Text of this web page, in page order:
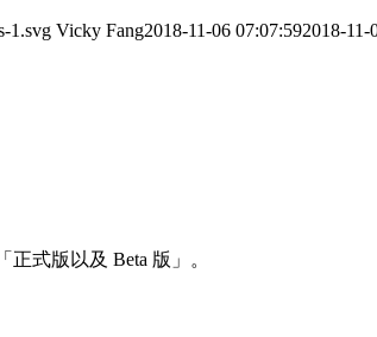
1.svg Vicky Fang2018-11-06 07:07:592018-11-
正式版以及 Beta 版」。